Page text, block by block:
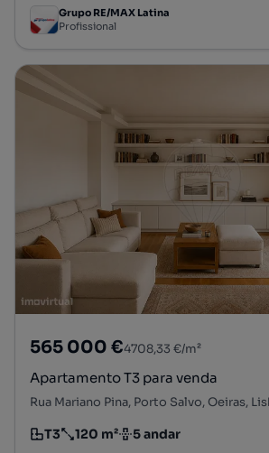
Grupo RE/MAX Latina
Profissional
565 000 €4708,33 €/m²
Apartamento T3 para venda
Rua Mariano Pina, Porto Salvo, Oeiras,
Tipologia
T3
Preço por metro quadrado
120 m²
Andar 5 andar